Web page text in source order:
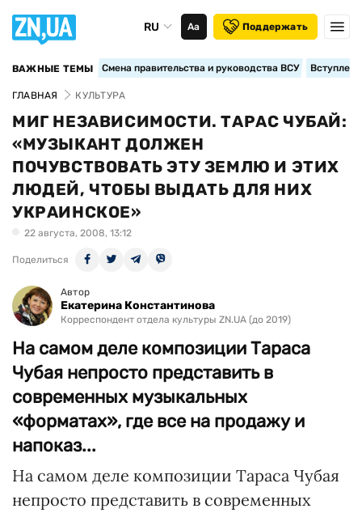
RU Аа Поддержать
ВАЖНЫЕ ТЕМЫ Смена правительства и руководства ВСУ
ГЛАВНАЯ КУЛЬТУРА
МИГ НЕЗАВИСИМОСТИ. ТАРАС ЧУБАЙ:
«МУЗЫКАНТ ДОЛЖЕН
ПОЧУВСТВОВАТЬ ЭТУ ЗЕМЛЮ И ЭТИХ
ЛЮДЕЙ, ЧТОБЫ ВЫДАТЬ ДЛЯ НИХ
УКРАИНСКОЕ»
22 августа, 2008, 13:12
Поделиться
Автор
Екатерина Константинова
Корреспондент отдела культуры ZN.UA (до 2019)
На самом деле композиции Тараса
Чубая непросто представить в
современных музыкальных
«форматах», где все на продажу и
напоказ...
На самом деле композиции Тараса Чубая
непросто представить в современных